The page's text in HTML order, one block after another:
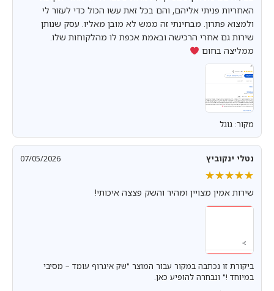
האחריות פניתי אליהם, והם בכל זאת עשו הכול כדי לעזור לי
ולמצוא פתרון. מבחינתי זה ממש לא מובן מאליו. עסק שנותן
שירות גם אחרי הרכישה ובאמת אכפת לו מהלקוחות שלו.
ממליצה בחום
מקור: גוגל
נטלי ינקוביץ 07/05/2026
★★★★★
★★★★★
שירות אמין מצויין ומהיר והשק פצצה איכותי!
ביקורת זו נכתבה במקור עבור המוצר "שק איגרוף עומד – מסיבי
במיוחד !" ונבחרה להופיע כאן.